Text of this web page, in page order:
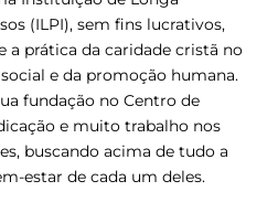
(ILPI), sem fins lucrativos,
a prática da caridade cristã no
e da promoção humana.
fundação no Centro de
e muito trabalho nos
buscando acima de tudo a
estar de cada um deles.